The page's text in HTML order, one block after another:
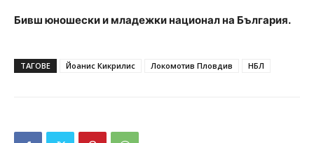
Бивш юношески и младежки национал на България.
ТАГОВЕ Йоанис Кикрилис Локомотив Пловдив НБЛ